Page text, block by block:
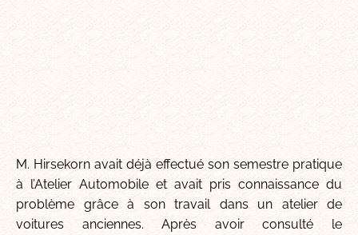
M. Hirsekorn avait déjà effectué son semestre pratique
à l’Atelier Automobile et avait pris connaissance du
problème grâce à son travail dans un atelier de
voitures anciennes. Après avoir consulté le